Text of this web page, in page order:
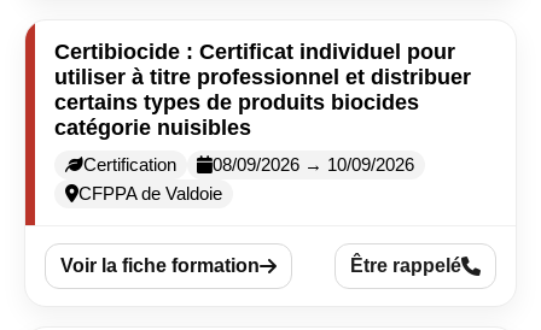
Certibiocide : Certificat individuel pour
utiliser à titre professionnel et distribuer
certains types de produits biocides
catégorie nuisibles
Certification
08/09/2026 → 10/09/2026
CFPPA de Valdoie
Voir la fiche formation Être rappelé